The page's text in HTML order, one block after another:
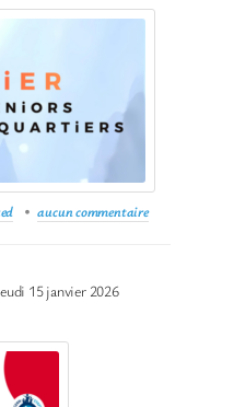
aucun commentaire
15 janvier 2026